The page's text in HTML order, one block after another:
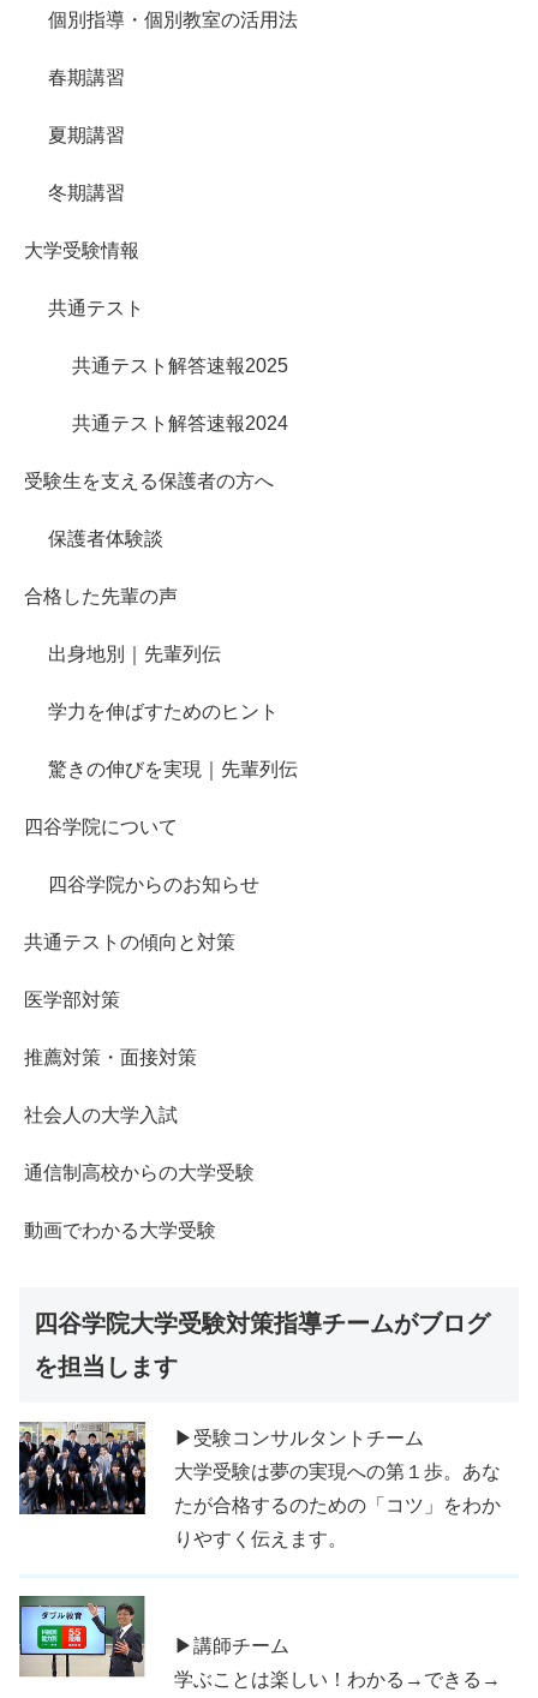
個別指導・個別教室の活用法
春期講習
夏期講習
冬期講習
大学受験情報
共通テスト
共通テスト解答速報2025
共通テスト解答速報2024
受験生を支える保護者の方へ
保護者体験談
合格した先輩の声
出身地別｜先輩列伝
学力を伸ばすためのヒント
驚きの伸びを実現｜先輩列伝
四谷学院について
四谷学院からのお知らせ
共通テストの傾向と対策
医学部対策
推薦対策・面接対策
社会人の大学入試
通信制高校からの大学受験
動画でわかる大学受験
四谷学院大学受験対策指導チームがブログ
を担当します
▶受験コンサルタントチーム
大学受験は夢の実現への第１歩。あな
たが合格するのための「コツ」をわか
りやすく伝えます。
▶講師チーム
学ぶことは楽しい！わかる→できる→